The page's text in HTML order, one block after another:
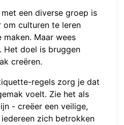
een diverse groep is
om culturen te leren
maken. Maar wees
Het doel is bruggen
creëren.
regels zorg je dat
voelt. Zie het als
- creëer een veilige,
zich betrokken